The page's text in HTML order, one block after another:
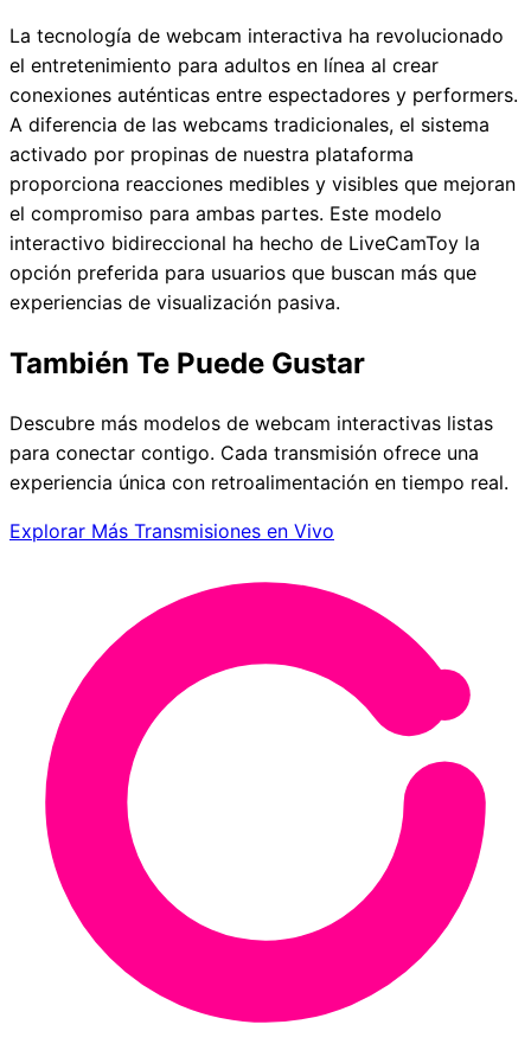
La tecnología de webcam interactiva ha revolucionado
el entretenimiento para adultos en línea al crear
conexiones auténticas entre espectadores y performers.
A diferencia de las webcams tradicionales, el sistema
activado por propinas de nuestra plataforma
proporciona reacciones medibles y visibles que mejoran
el compromiso para ambas partes. Este modelo
interactivo bidireccional ha hecho de LiveCamToy la
opción preferida para usuarios que buscan más que
experiencias de visualización pasiva.
También Te Puede Gustar
Descubre más modelos de webcam interactivas listas
para conectar contigo. Cada transmisión ofrece una
experiencia única con retroalimentación en tiempo real.
Explorar Más Transmisiones en Vivo